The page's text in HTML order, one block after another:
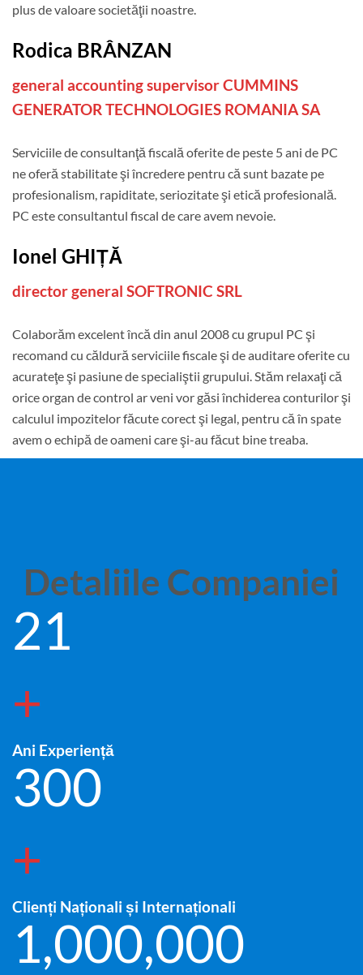
plus de valoare societăţii noastre.
Rodica BRÂNZAN
general accounting supervisor CUMMINS
GENERATOR TECHNOLOGIES ROMANIA SA
Serviciile de consultanţă fiscală oferite de peste 5 ani de PC
ne oferă stabilitate şi încredere pentru că sunt bazate pe
profesionalism, rapiditate, seriozitate şi etică profesională.
PC este consultantul fiscal de care avem nevoie.
Ionel GHIȚĂ
director general SOFTRONIC SRL
Colaborăm excelent încă din anul 2008 cu grupul PC şi
recomand cu căldură serviciile fiscale şi de auditare oferite cu
acurateţe şi pasiune de specialiştii grupului. Stăm relaxaţi că
orice organ de control ar veni vor găsi închiderea conturilor şi
calculul impozitelor făcute corect şi legal, pentru că în spate
avem o echipă de oameni care şi-au făcut bine treaba.
Detaliile Companiei
21
+
Ani Experiență
300
+
Clienți Naționali și Internaționali
1,000,000